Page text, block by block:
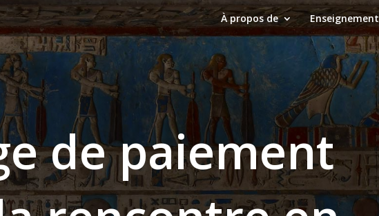
À propos de Enseignement
de paiement